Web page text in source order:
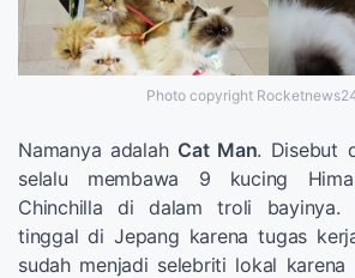
Photo copyright
Namanya adalah Cat Man. Disebut
selalu membawa 9 kucing
Chinchilla di dalam troli bayinya.
tinggal di Jepang karena tugas
sudah menjadi selebriti lokal karena